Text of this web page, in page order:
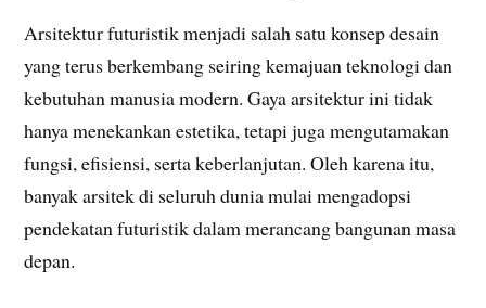
Arsitektur futuristik menjadi salah satu konsep desain
yang terus berkembang seiring kemajuan teknologi dan
kebutuhan manusia modern. Gaya arsitektur ini tidak
hanya menekankan estetika, tetapi juga mengutamakan
fungsi, efisiensi, serta keberlanjutan. Oleh karena itu,
banyak arsitek di seluruh dunia mulai mengadopsi
pendekatan futuristik dalam merancang bangunan masa
depan.